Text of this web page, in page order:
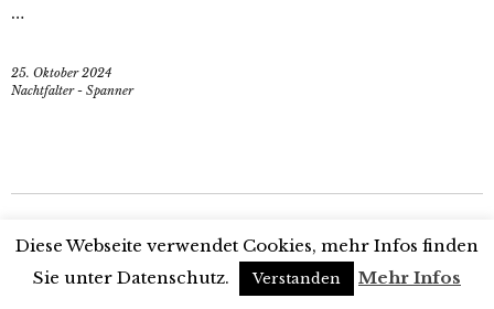
…
25. Oktober 2024
Nachtfalter - Spanner
Diese Webseite verwendet Cookies, mehr Infos finden
Sie unter Datenschutz.
Verstanden Mehr Infos